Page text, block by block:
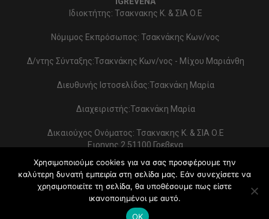
Ιδιοκτήτης: Τσακνακης Κ. & ΣΙΑ Ο.Ε
Νόμιμος Εκπρόσωπος: Τσακνάκης Κων/νος
Δ/ντης Σύνταξης:Τσακνάκης Κων/νος - Μίχου Μαριάνθη
Διευθυνής Ιστοσελίδας:Τσακνάκη Μαρία
Διαχειριστής:Τσακνάκη Μαρία
Δικαιούχος Ονόματος: Τσακνακης Κ. & ΣΙΑ Ο.Ε
Ειρηνης 2 51100 Γρεβενα
Στοιχεία επικοινωνίας:
2462022086 - typoekdotikh@gmail.com
Κατασκευή Ιστοσελίδας:
PrimeWebify
© 2026 - iGrevena. All Rights Reserved.
Χρησιμοποιούμε cookies για να σας προσφέρουμε την
καλύτερη δυνατή εμπειρία στη σελίδα μας. Εάν συνεχίσετε να
χρησιμοποιείτε τη σελίδα, θα υποθέσουμε πως είστε
ικανοποιημένοι με αυτό.
OK